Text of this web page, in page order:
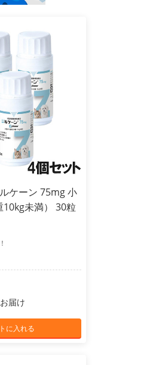
ケーン 75mg 小
未満） 30粒
届け
に入れる